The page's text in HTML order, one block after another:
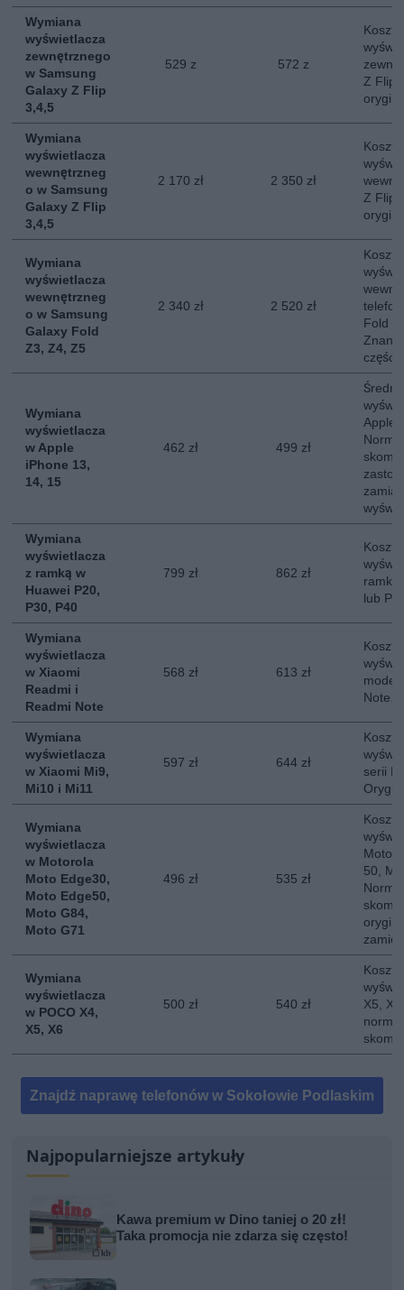
Wymiana
wyświetlacza
zewnętrznego
w Samsung
Galaxy Z Flip
3,4,5
529 z 572 z
Koszt
Z Flip
Wymiana
wyświetlacza
wewnętrzneg
o w Samsung
Galaxy Z Flip
3,4,5
2 170 zł 2 350 zł
Koszt
Z Flip
Wymiana
wyświetlacza
wewnętrzneg
o w Samsung
Galaxy Fold
Z3, Z4, Z5
2 340 zł 2 520 zł
Koszt
Fold
Znany
części.
Wymiana
wyświetlacza
w Apple
iPhone 13,
14, 15
462 zł 499 zł
Średni
Apple
Wymiana
wyświetlacza
z ramką w
Huawei P20,
P30, P40
799 zł 862 zł
Koszt
ramką
lub
Wymiana
wyświetlacza
w Xiaomi
Readmi i
Readmi Note
568 zł 613 zł
Koszt
Note.
Wymiana
wyświetlacza
w Xiaomi Mi9,
Mi10 i Mi11
597 zł 644 zł
Koszt
serii
Wymiana
wyświetlacza
w Motorola
Moto Edge30,
Moto Edge50,
Moto G84,
Moto G71
496 zł 535 zł
Koszt
Moto
50,
Wymiana
wyświetlacza
w POCO X4,
X5, X6
500 zł 540 zł
Koszt
X5,
Znajdź naprawę telefonów w Sokołowie Podlaskim
Najpopularniejsze artykuły
Kawa premium w Dino taniej o 20 zł!
Taka promocja nie zdarza się często!